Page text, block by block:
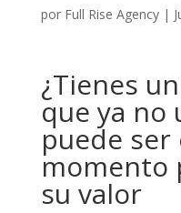
por Full Rise Agency|
¿Tienes
que ya no
puede
momento
su valor